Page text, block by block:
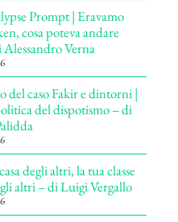
Prompt | Eravamo
cosa poteva andare
Verna
del caso Fakir e dintorni |
del dispotismo – di
degli altri, la tua classe
altri – di Luigi Vergallo